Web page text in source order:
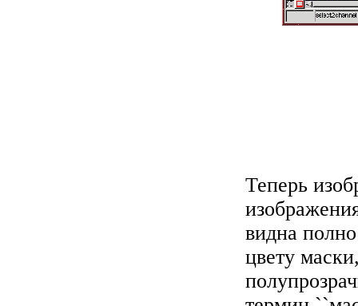
Теперь
видна
цвету